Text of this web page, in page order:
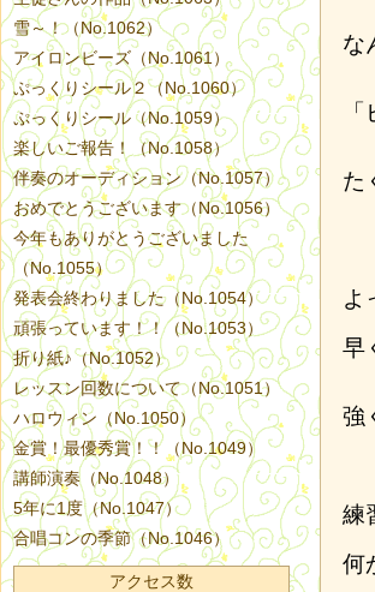
な
た
よ
早
強
練
何
雪～！（No.1062）
アイロンビーズ（No.1061）
ぷっくりシール２（No.1060）
ぷっくりシール（No.1059）
楽しいご報告！（No.1058）
伴奏のオーディション（No.1057）
おめでとうございます（No.1056）
今年もありがとうございました
（No.1055）
発表会終わりました（No.1054）
頑張っています！！（No.1053）
折り紙♪（No.1052）
レッスン回数について（No.1051）
ハロウィン（No.1050）
金賞！最優秀賞！！（No.1049）
講師演奏（No.1048）
5年に1度（No.1047）
合唱コンの季節（No.1046）
アクセス数